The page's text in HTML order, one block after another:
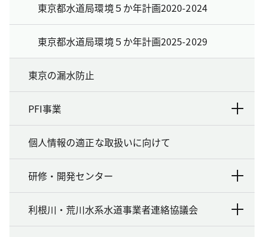
東京都水道局環境５か年計画2020-2024
東京都水道局環境５か年計画2025-2029
東京の漏水防止
PFI事業
個人情報の適正な取扱いに向けて
研修・開発センター
利根川・荒川水系水道事業者連絡協議会